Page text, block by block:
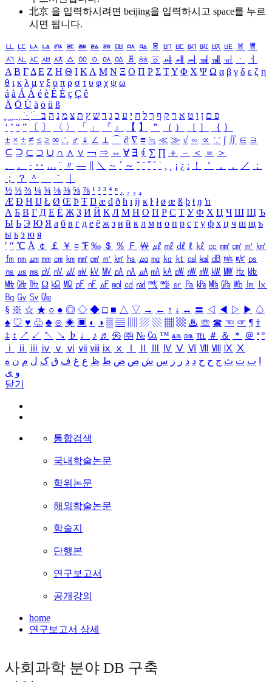
北京 을 입력하시려면 beijing을 입력하시고 space를 누르
시면 됩니다.
ㅥ ㅦ ㅧ ㅨ ㅩ ㅪ ㅫ ㅬ ㅭ ㅮ ㅯ ㅰ ㅱ ㅲ ㅳ ㅴ ㅵ ㅶ ㅷ ㅸ
ㅹ
ㅺ ㅻ ㅼ ㅽ ㅾ ㅿ ㆀ ㆁ ㆂ ㆃ ㆄ ㆅ ㆆ ㆇ ㆈ ㆉ ㆊ ㆋ ㆌ ㆍ
ㆎ
Α Β ΓΔ Ε Ζ Η Θ Ι ΚΛ Μ Ν Ξ Ο Π Ρ Σ ΤΥ Φ Χ Ψ Ω α β γ δ ε ζ η
θ ι κ λ μ ν ξ ο π ρ σ τ υ φ χ ψ ω
á à Á À é è É È ç Ç ê
Ä Ö Ü ä ö ü ß
ִֶֹ ֻּ ׁׂ פ ם ן ו ט א ר ק ף ך ל ח י ע כ ג ד ש ץ ת צ מ נ ה ב
‘ ’ “ ” 〔 〕 〈 〉 「 」 『 』 【 】 ＂ （ ） ［ ］ ｛ ｝
± × ÷ ≠ ≤ ≥ ∞ ∴ ♂ ♀ ∠ ⊥ ⌒ ∂ ∇ ≡ ≒ ≪ ≫ √ ∽ ∝ ∵ ∫ ∬ ∈ ∋
⊆ ⊇ ⊂ ⊃ ∪ ∩ ∧ ∨ ￢ ⇒ ⇔ ∀ ∃ ∮ ∑ ∏ ＋ － ＜ ＝
＞
、
。 · ‥ … ¨ 〃 ― ＼ ∼ ´ ～ ˇ ˘ ˝ ˚ ˙ ¸ ¡ ¿ ː ！ ＇ ， ． ／
：
；
？ ＾ ｀
½ ⅓ ⅔ ¼ ¾ ⅛ ⅜ ⅝ ⅞ ¹ ² ³ ⁴ ⁿ ₁ ₂ ₃ ₄
Æ Ð Ħ Ĳ Ł Ø Œ Þ Ŧ Ŋ æ đ ð ħ ı ĳ ĸ ŀ ł ø œ ß þ ŧ ŋ ŉ
А Б В Г Д Е Ё Ж З И Й К Л М Н О П Р С Т У Ф Х Ц Ч Ш Щ Ъ
Ы Ь Э Ю Я а б в г д е ё ж з и й к л м н о п р с т у ф х ц ч ш щ ъ
ы ь э ю я
′ ″ ℃ Å ￠ ￡ ￥ ¤ ℉ ‰ ＄ ％ Ｆ ￦ ㎕ ㎖ ㎗ ℓ ㎘ ㏄ ㎣ ㎤ ㎥ ㎦
㎙ ㎚ ㎛ ㎜ ㎝ ㎞ ㎟ ㎠ ㎡ ㎢ ㏊ ㎍ ㎎ ㎏ ㏏ ㎈ ㎉ ㏈ ㎧ ㎨ ㎰
㎱ ㎲ ㎳ ㎴ ㎵ ㎶ ㎷ ㎸ ㎹ ㎀ ㎁ ㎂ ㎃ ㎄ ㎺ ㎻ ㎽ ㎾ ㎿ ㎐ ㎑
㎒ ㎓ ㎔ Ω ㏀ ㏁ ㎊ ㎋ ㎌ ㏖ ㏅ ㎭ ㎮ ㎯ ㏛ ㎩ ㎪ ㎫ ㎬ ㏝ ㏐
㏓
㏃ ㏉ ㏜ ㏆
§ ※ ☆ ★ ○ ● ◎ ◇ ◆ □ ■ △ ▽ → ← ↑ ↓ ↔ 〓 ◁ ◀ ▷ ▶ ♤
♠ ♡ ♥ ♧ ♣ ⊙ ◈ ▣ ◐ ◑ ▒ ▤ ▨ ▧ ▦ ▩ ♨ ☏ ☎ ☜ ☞ ¶ †
‡ ↕ ↗ ↙ ↖ ↘ ♭ ♩ ♪ ♬ ㉿ ㈜ № ㏇ ™ ㏂ ㏘ ℡ ＃ ＆ ＊ ＠ ª º
ⅰ
ⅱ ⅲ ⅳ ⅴ ⅵ ⅶ ⅷ ⅸ ⅹ Ⅳ Ⅴ Ⅵ Ⅶ Ⅷ Ⅸ Ⅹ
ب ت ث ج ح خ د ذ ر ز س ش ص ض ط ظ ع غ ف ق ک ل م ن ه
و ی
닫기
통합검색
국내학술논문
학위논문
해외학술논문
학술지
단행본
연구보고서
공개강의
home
연구보고서 상세
사회과학 분야 DB 구축